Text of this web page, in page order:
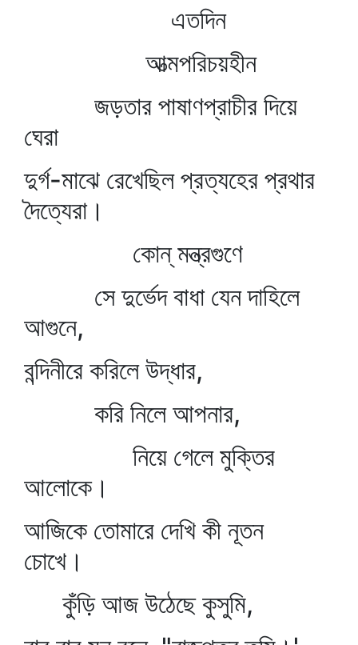
এতদিন
আত্মপরিচয়হীন
জড়তার পাষাণপ্রাচীর দিয়ে
ঘেরা
দুর্গ-মাঝে রেখেছিল প্রত্যহের প্রথার
দৈত্যেরা।
কোন্‌ মন্ত্রগুণে
সে দুর্ভেদ বাধা যেন দাহিলে
আগুনে,
বন্দিনীরে করিলে উদ্ধার,
করি নিলে আপনার,
নিয়ে গেলে মুক্তির
আলোকে।
আজিকে তোমারে দেখি কী নূতন
চোখে।
কুঁড়ি আজ উঠেছে কুসুমি,